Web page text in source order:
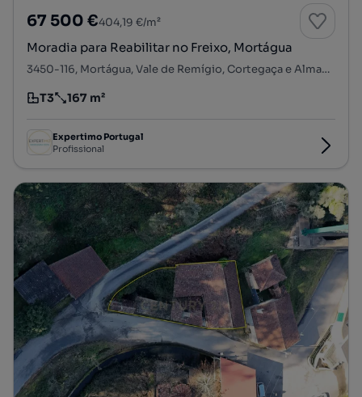
67 500 €404,19 €/m²
Moradia para Reabilitar no Freixo, Mortágua
3450-116, Mortágua, Vale de Remígio, Cortegaça e Almaça, Mortágua, Viseu
Tipologia
T3
Preço por metro quadrado
167 m²
Expertimo Portugal
Profissional